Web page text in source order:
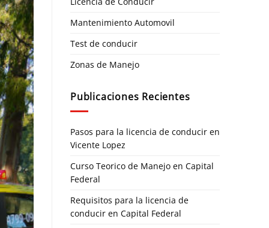
Mantenimiento Automovil
Test de conducir
Zonas de Manejo
Publicaciones Recientes
Pasos para la licencia de conducir en
Vicente Lopez
Curso Teorico de Manejo en Capital
Federal
Requisitos para la licencia de
conducir en Capital Federal